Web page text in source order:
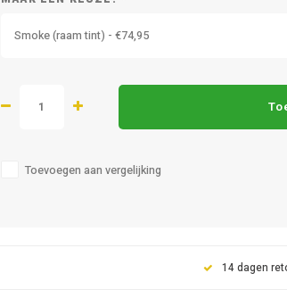
Smoke (raam tint) - €74,95
Toevoegen aan vergelijking
14 dagen